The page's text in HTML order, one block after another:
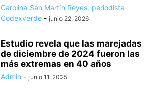
Carolina San Martín Reyes, periodista
Codexverde - junio 22, 2026
Estudio revela que las marejadas
de diciembre de 2024 fueron las
más extremas en 40 años
Admin - junio 11, 2025